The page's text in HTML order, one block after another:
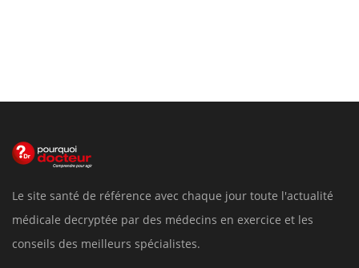
Le site santé de référence avec chaque jour toute l'actualité
médicale decryptée par des médecins en exercice et les
conseils des meilleurs spécialistes.